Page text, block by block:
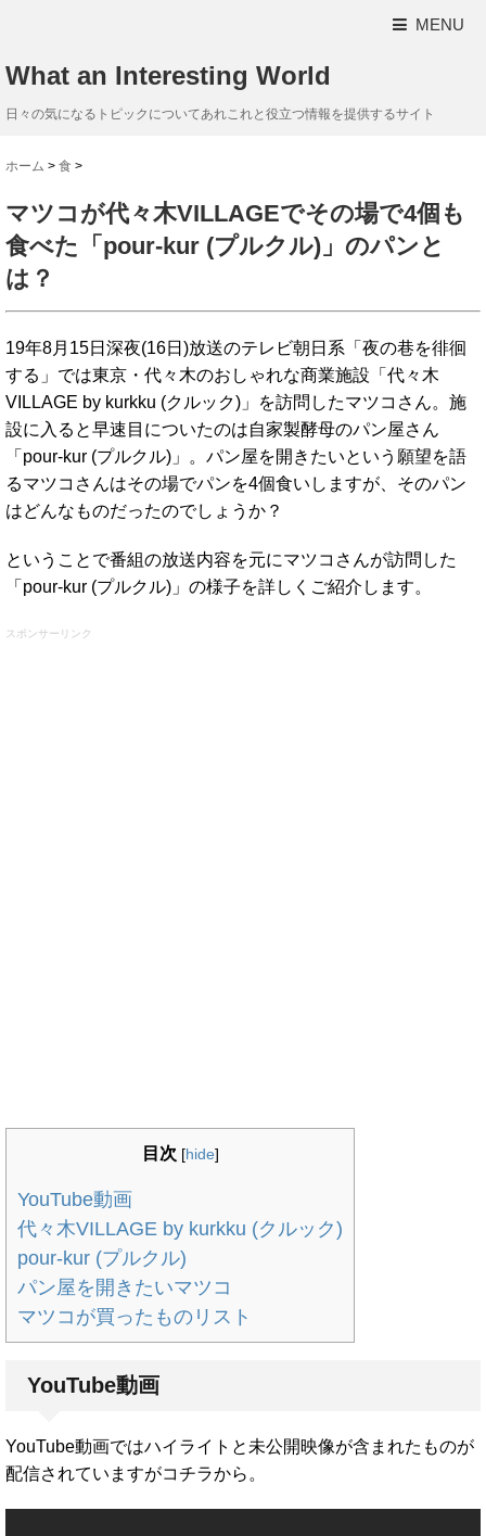
MENU
What an Interesting World
日々の気になるトピックについてあれこれと役立つ情報を提供するサイト
ホーム > 食 >
マツコが代々木VILLAGEでその場で4個も
食べた「pour-kur (プルクル)」のパンと
は？
19年8月15日深夜(16日)放送のテレビ朝日系「夜の巷を徘徊
する」では東京・代々木のおしゃれな商業施設「代々木
VILLAGE by kurkku (クルック)」を訪問したマツコさん。施
設に入ると早速目についたのは自家製酵母のパン屋さん
「pour-kur (プルクル)」。パン屋を開きたいという願望を語
るマツコさんはその場でパンを4個食いしますが、そのパン
はどんなものだったのでしょうか？
ということで番組の放送内容を元にマツコさんが訪問した
「pour-kur (プルクル)」の様子を詳しくご紹介します。
スポンサーリンク
目次 [hide]
YouTube動画
代々木VILLAGE by kurkku (クルック)
pour-kur (プルクル)
パン屋を開きたいマツコ
マツコが買ったものリスト
YouTube動画
YouTube動画ではハイライトと未公開映像が含まれたものが
配信されていますがコチラから。